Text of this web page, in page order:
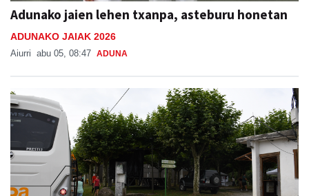
Adunako jaien lehen txanpa, asteburu honetan
ADUNAKO JAIAK 2026
Aiurri abu 05, 08:47 ADUNA